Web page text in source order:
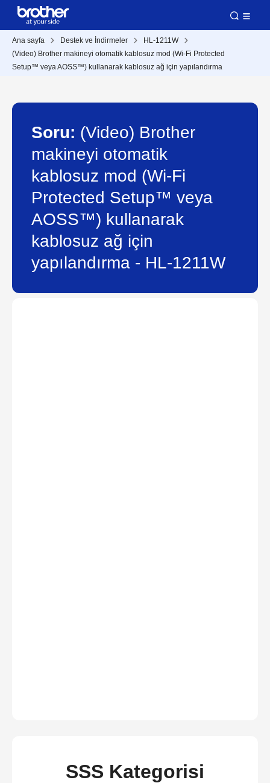
Ana sayfa Destek ve İndirmeler
HL-1211W
(Video) Brother makineyi otomatik kablosuz mod (Wi-Fi Protected
Setup™ veya AOSS™) kullanarak kablosuz ağ için yapılandırma
Soru: (Video) Brother
makineyi otomatik
kablosuz mod (Wi-Fi
Protected Setup™ veya
AOSS™) kullanarak
kablosuz ağ için
yapılandırma - HL-1211W
SSS Kategorisi